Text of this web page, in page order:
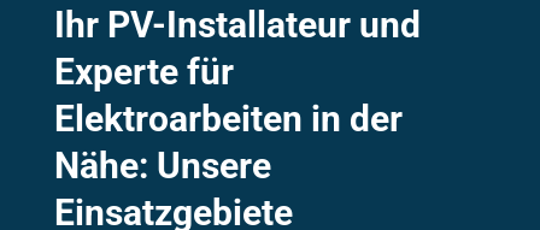
Ihr PV-Installateur und
Experte für
Elektroarbeiten in der
Nähe: Unsere
Einsatzgebiete